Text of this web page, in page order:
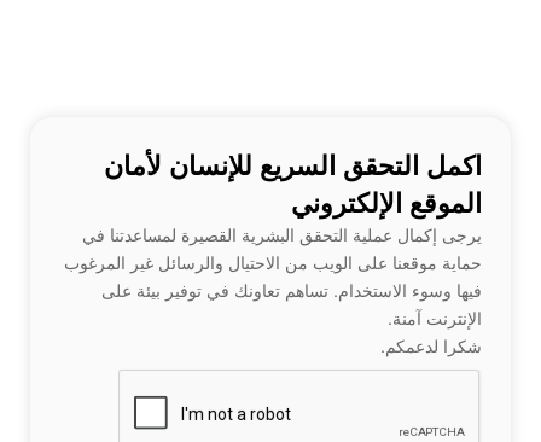
اكمل التحقق السريع للإنسان لأمان
الموقع الإلكتروني
يرجى إكمال عملية التحقق البشرية القصيرة لمساعدتنا في
حماية موقعنا على الويب من الاحتيال والرسائل غير المرغوب
فيها وسوء الاستخدام. تساهم تعاونك في توفير بيئة على
الإنترنت آمنة.
شكرا لدعمكم.